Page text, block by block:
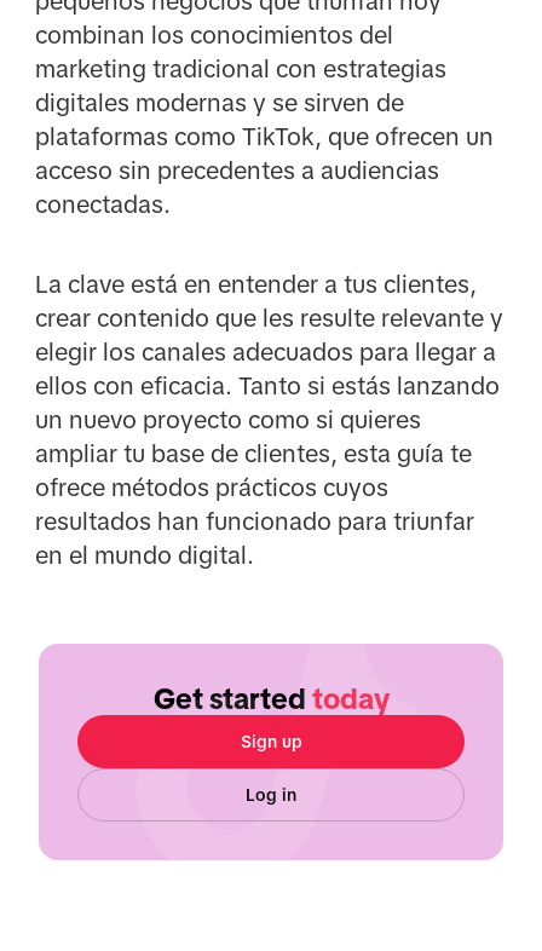
combinan los conocimientos del
marketing tradicional con estrategias
digitales modernas y se sirven de
plataformas como TikTok, que ofrecen un
acceso sin precedentes a audiencias
conectadas.
La clave está en entender a tus clientes,
crear contenido que les resulte relevante y
elegir los canales adecuados para llegar a
ellos con eficacia. Tanto si estás lanzando
un nuevo proyecto como si quieres
ampliar tu base de clientes, esta guía te
ofrece métodos prácticos cuyos
resultados han funcionado para triunfar
en el mundo digital.
Get started today
Sign up
Log in